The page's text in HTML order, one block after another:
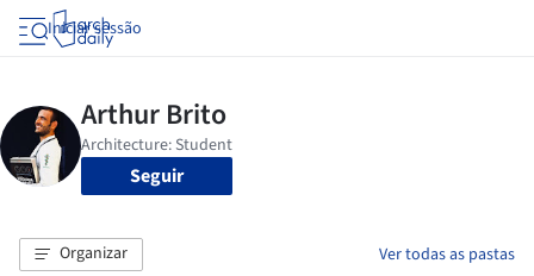
Iniciar sessão
Seguir
Organizar Ver todas as pastas